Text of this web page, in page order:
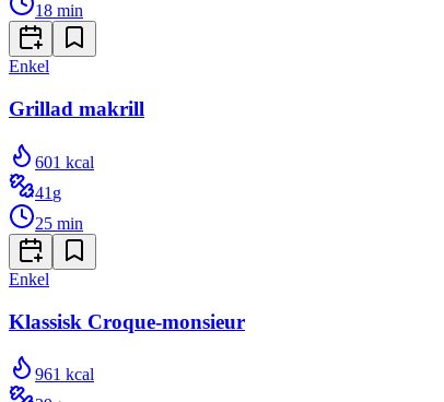
18 min
Enkel
Grillad makrill
601 kcal
41 g
25 min
Enkel
Klassisk Croque-monsieur
961 kcal